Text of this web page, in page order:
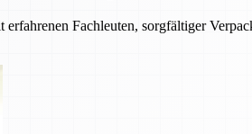
Fachleuten, sorgfältiger